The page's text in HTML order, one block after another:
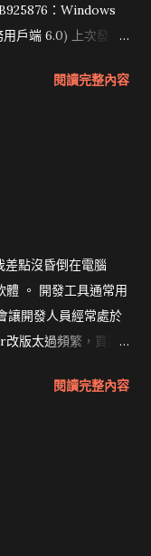
：Windows
戶端 6.0) 上次發行
裝在執行 Windows
能。 舊版 新版
閱讀完整內容
點沒昏倒在電腦
體 。 開發工具通常用
讓開發人員經常處於
改版太過頻繁，買氣
.Net Framework 2.0
閱讀完整內容